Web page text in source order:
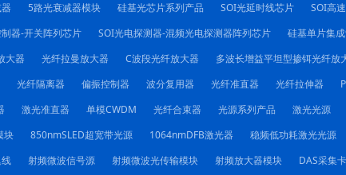
5路光衰减器模块 硅基光芯片系列产品 SOI光延时线芯片 SOI高
器-开关阵列芯片
SOI光电探测器-混频光电探测器阵列芯片 硅基单片集
大器
光纤拉曼放大器 C波段光纤放大器 多波长增益平坦型掺铒光纤放
光纤隔离器
偏振控制器 波分复用器 光纤准直器 光纤拉伸器
激光准直器 单模CWDM 光纤合束器 光源系列产品 激光光源
块
850nmSLED超宽带光源 1064nmDFB激光器 稳频低功耗激光光源
射频微波信号源 射频微波光传输模块 射频放大器模块 DAS采集卡